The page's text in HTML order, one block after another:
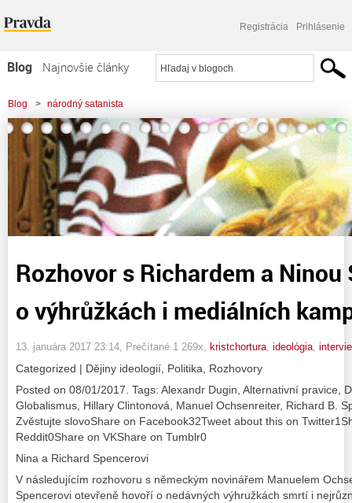
Registrácia Prihlásenie
Blog
Najnovšie články
Najčítanejšie články
Najkomentovanejšie články
Zoznam blogov
Komerčné blogy
Blog > národný satanista
> Rozhovor s Richardem a Ninou Spencerovými o výhrůžkách i mediálních
kampaních
Rozhovor s Richardem a
o výhrůžkách i mediálních
13. januára 2017 23:14 , Prečítané 1 269x, kristchortura ideológia
Categorized | Dějiny ideologií, Politika, Rozhovory
Posted on 08/01/2017. Tags: Alexandr Dugin, Alternativní pravice,
Globalismus, Hillary Clintonová, Manuel Ochsenreiter, Richard B.
Zvěstujte slovoShare on Facebook32Tweet about this on
Reddit0Share on VKShare on Tumblr0
Nina a Richard Spencerovi
V následujícím rozhovoru s německým novinářem Manuelem
Spencerovi otevřeně hovoří o nedávných výhružkách smrtí i